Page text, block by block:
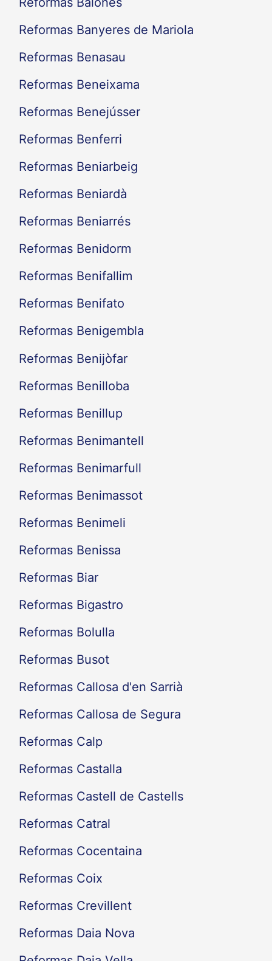
Reformas Banyeres de Mariola
Reformas Benasau
Reformas Beneixama
Reformas Benejússer
Reformas Benferri
Reformas Beniarbeig
Reformas Beniardà
Reformas Beniarrés
Reformas Benidorm
Reformas Benifallim
Reformas Benifato
Reformas Benigembla
Reformas Benijòfar
Reformas Benilloba
Reformas Benillup
Reformas Benimantell
Reformas Benimarfull
Reformas Benimassot
Reformas Benimeli
Reformas Benissa
Reformas Biar
Reformas Bigastro
Reformas Bolulla
Reformas Busot
Reformas Callosa d'en Sarrià
Reformas Callosa de Segura
Reformas Calp
Reformas Castalla
Reformas Castell de Castells
Reformas Catral
Reformas Cocentaina
Reformas Coix
Reformas Crevillent
Reformas Daia Nova